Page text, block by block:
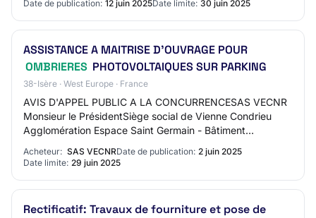
Date de publication: 12 juin 2025Date limite: 30 juin 2025
ASSISTANCE A MAITRISE D'OUVRAGE POUR
OMBRIERES PHOTOVOLTAIQUES SUR PARKING
38-Isère · West Europe · France
AVIS D'APPEL PUBLIC A LA CONCURRENCESAS VECNR
Monsieur le PrésidentSiège social de Vienne Condrieu
Agglomération Espace Saint Germain - Bâtiment
: h…
Acheteur: SAS VECNRDate de publication: 2 juin 2025
Date limite: 29 juin 2025
Rectificatif: Travaux de fourniture et pose de